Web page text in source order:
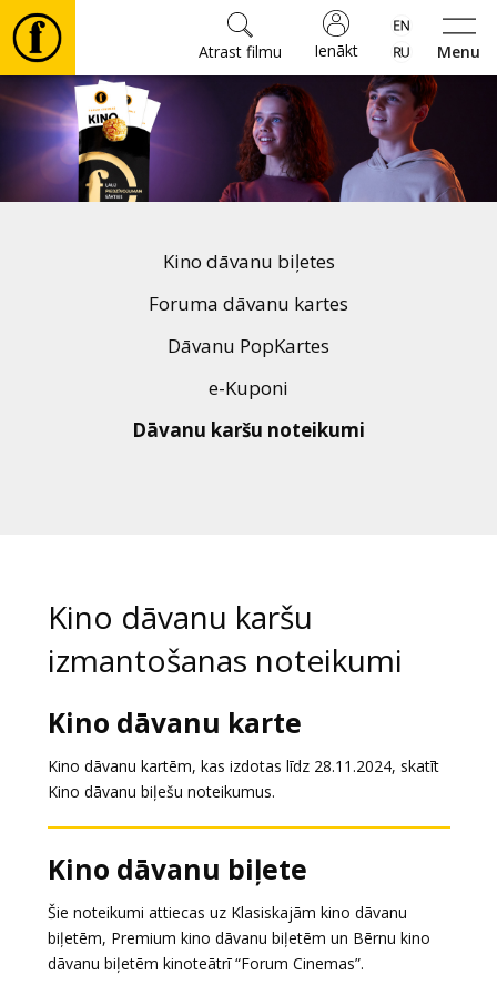
Menu
Ienākt
Atrast filmu
Filmas
🎵
B2B
Kino
Klubs
Kino dāvanu biļetes
Foruma dāvanu kartes
Dāvanu PopKartes
e-Kuponi
Dāvanu karšu noteikumi
Kino dāvanu karšu
izmantošanas noteikumi
Kino dāvanu karte
Kino dāvanu kartēm, kas izdotas līdz 28.11.2024, skatīt
Kino dāvanu biļešu noteikumus.
Kino dāvanu biļete
Šie noteikumi attiecas uz Klasiskajām kino dāvanu
biļetēm, Premium kino dāvanu biļetēm un Bērnu kino
dāvanu biļetēm kinoteātrī “Forum Cinemas”.